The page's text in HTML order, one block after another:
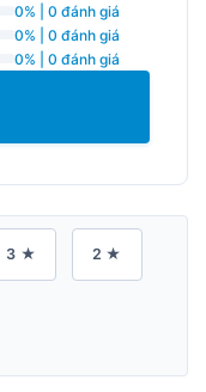
0% | 0 đánh giá
0% | 0 đánh giá
0% | 0 đánh giá
3 ★ 2 ★